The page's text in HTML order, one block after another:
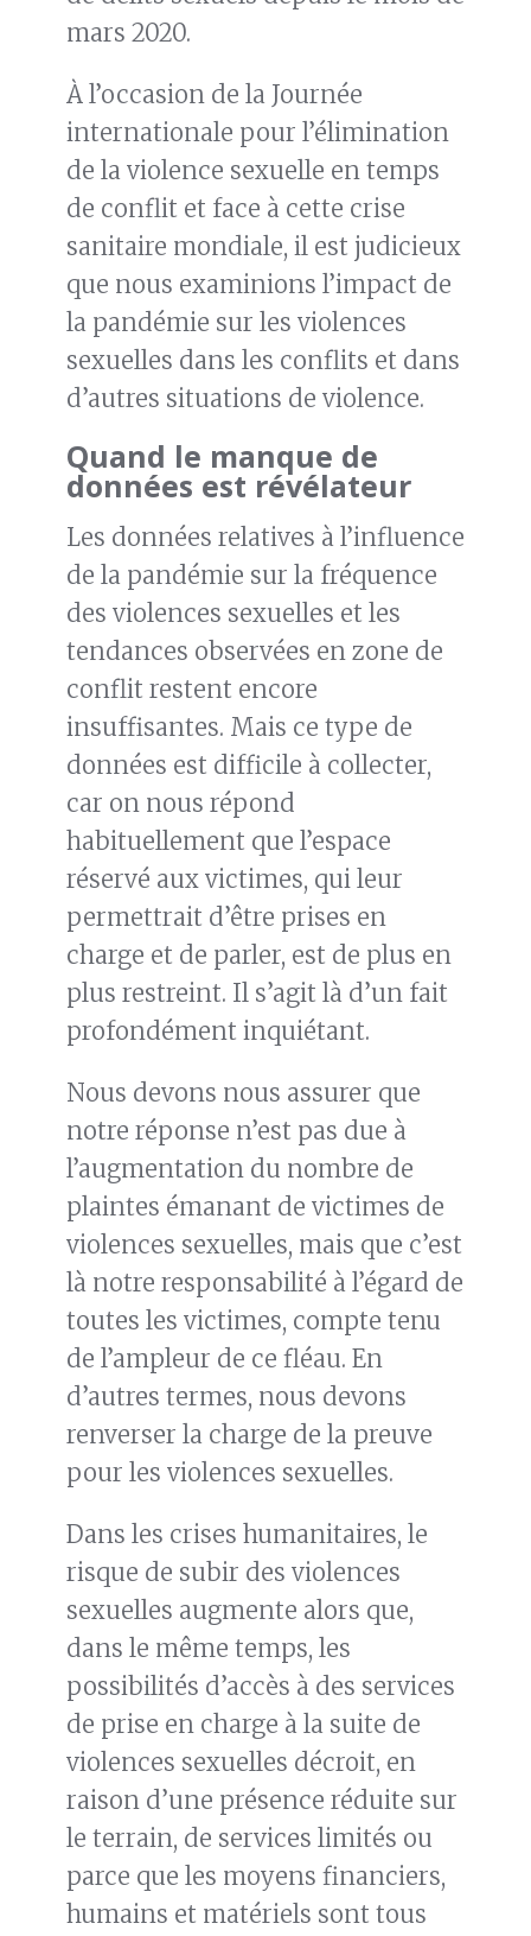
mars 2020.
À l’occasion de la Journée
internationale pour l’élimination
de la violence sexuelle en temps
de conflit et face à cette crise
sanitaire mondiale, il est judicieux
que nous examinions l’impact de
la pandémie sur les violences
sexuelles dans les conflits et dans
d’autres situations de violence.
Quand le manque de
données est révélateur
Les données relatives à l’influence
de la pandémie sur la fréquence
des violences sexuelles et les
tendances observées en zone de
conflit restent encore
insuffisantes. Mais ce type de
données est difficile à collecter,
car on nous répond
habituellement que l’espace
réservé aux victimes, qui leur
permettrait d’être prises en
charge et de parler, est de plus en
plus restreint. Il s’agit là d’un fait
profondément inquiétant.
Nous devons nous assurer que
notre réponse n’est pas due à
l’augmentation du nombre de
plaintes émanant de victimes de
violences sexuelles, mais que c’est
là notre responsabilité à l’égard de
toutes les victimes, compte tenu
de l’ampleur de ce fléau. En
d’autres termes, nous devons
renverser la charge de la preuve
pour les violences sexuelles.
Dans les crises humanitaires, le
risque de subir des violences
sexuelles augmente alors que,
dans le même temps, les
possibilités d’accès à des services
de prise en charge à la suite de
violences sexuelles décroit, en
raison d’une présence réduite sur
le terrain, de services limités ou
parce que les moyens financiers,
humains et matériels sont tous